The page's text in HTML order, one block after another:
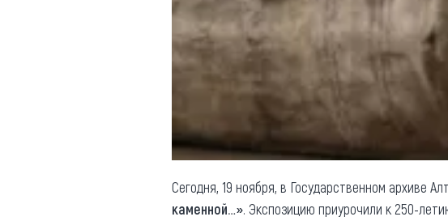
агентств Алтайского края
Обращения граждан
Сегодня, 19 ноября, в Государственном архиве
каменной…». Экспозицию приурочили к 250-